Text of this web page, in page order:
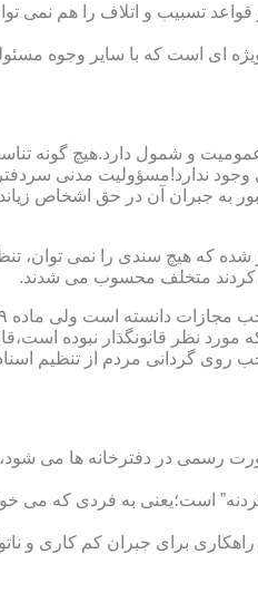
تسبیب و اتلاف را هم نمی
ای است که با سایر وجوه
و شمول دارد.هیچ گونه
ندارد!مسؤولیت مدنی سردفتر
به جبران آن در حق اشخاص
موجود برای تنظیم اسناد رسمی مطابق ماده ۱۶ آیین نامه دفاتر
کردند متخلف محسوب می شدند.
نظر قانونگذار نبوده
روی گردانی مردم از تنظیم
رسمی در دفترخانه ها می
است؛یعنی به فردی که می
برای جبران کم کاری و